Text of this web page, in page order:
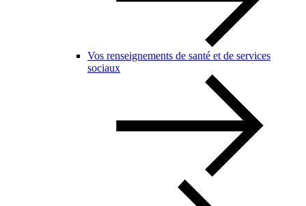
Vos renseignements de santé et de services
sociaux